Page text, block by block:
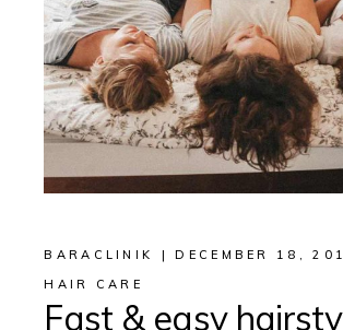
BARACLINIK
DECEMBER 18,
HAIR CARE
Fast & easy